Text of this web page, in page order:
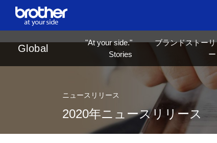
ja日本語Global
"At your side."
Stories
ブランドストーリ
ー
ニュースリリース
2020年ニュースリリース